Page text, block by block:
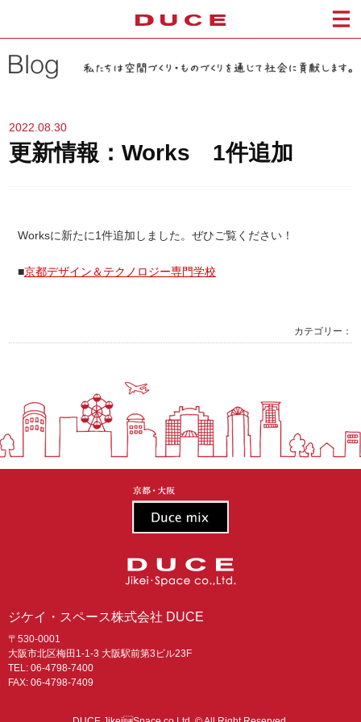
2022.08.30
更新情報：Works 1件追加
Worksに新たに1件追加しました。ぜひご覧ください！
■京都デザイン＆テクノロジー専門学校
カテゴリー：
ジケイ・スペース株式会社 DUCE
〒530-0001
大阪市北区梅田1-1-3 大阪駅前第3ビル23F
TEL: 06-4798-7400
FAX: 06-4798-7409